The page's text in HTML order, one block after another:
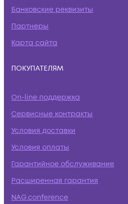
Банковские реквизиты
Партнеры
Карта сайта
ПОКУПАТЕЛЯМ
On-line поддержка
Сервисные контракты
Условия доставки
Условия оплаты
Гарантийное обслуживание
Расширенная гарантия
NAG.conference